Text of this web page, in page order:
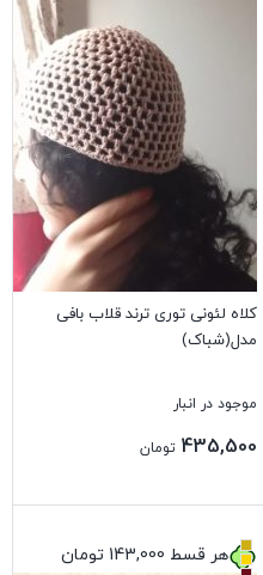
کلاه لئونی توری ترند قلاب بافی
مدل(شباک)
موجود در انبار
435,500 تومان
هر قسط 143,000 تومان